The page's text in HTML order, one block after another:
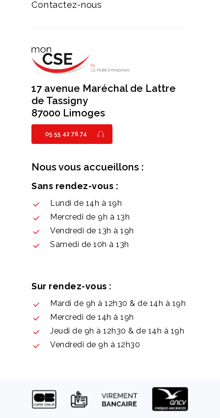
Contactez-nous
17 avenue Maréchal de Lattre
de Tassigny
87000 Limoges
05 55 42 76 74
Nous vous accueillons :
Sans rendez-vous :
Lundi de 14h à 19h
Mercredi de 9h à 13h
Vendredi de 13h à 19h
Samedi de 10h à 13h
Sur rendez-vous :
Mardi de 9h à 12h30 & de 14h à 19h
Mercredi de 14h à 19h
Jeudi de 9h à 12h30 & de 14h à 19h
Vendredi de 9h à 12h30